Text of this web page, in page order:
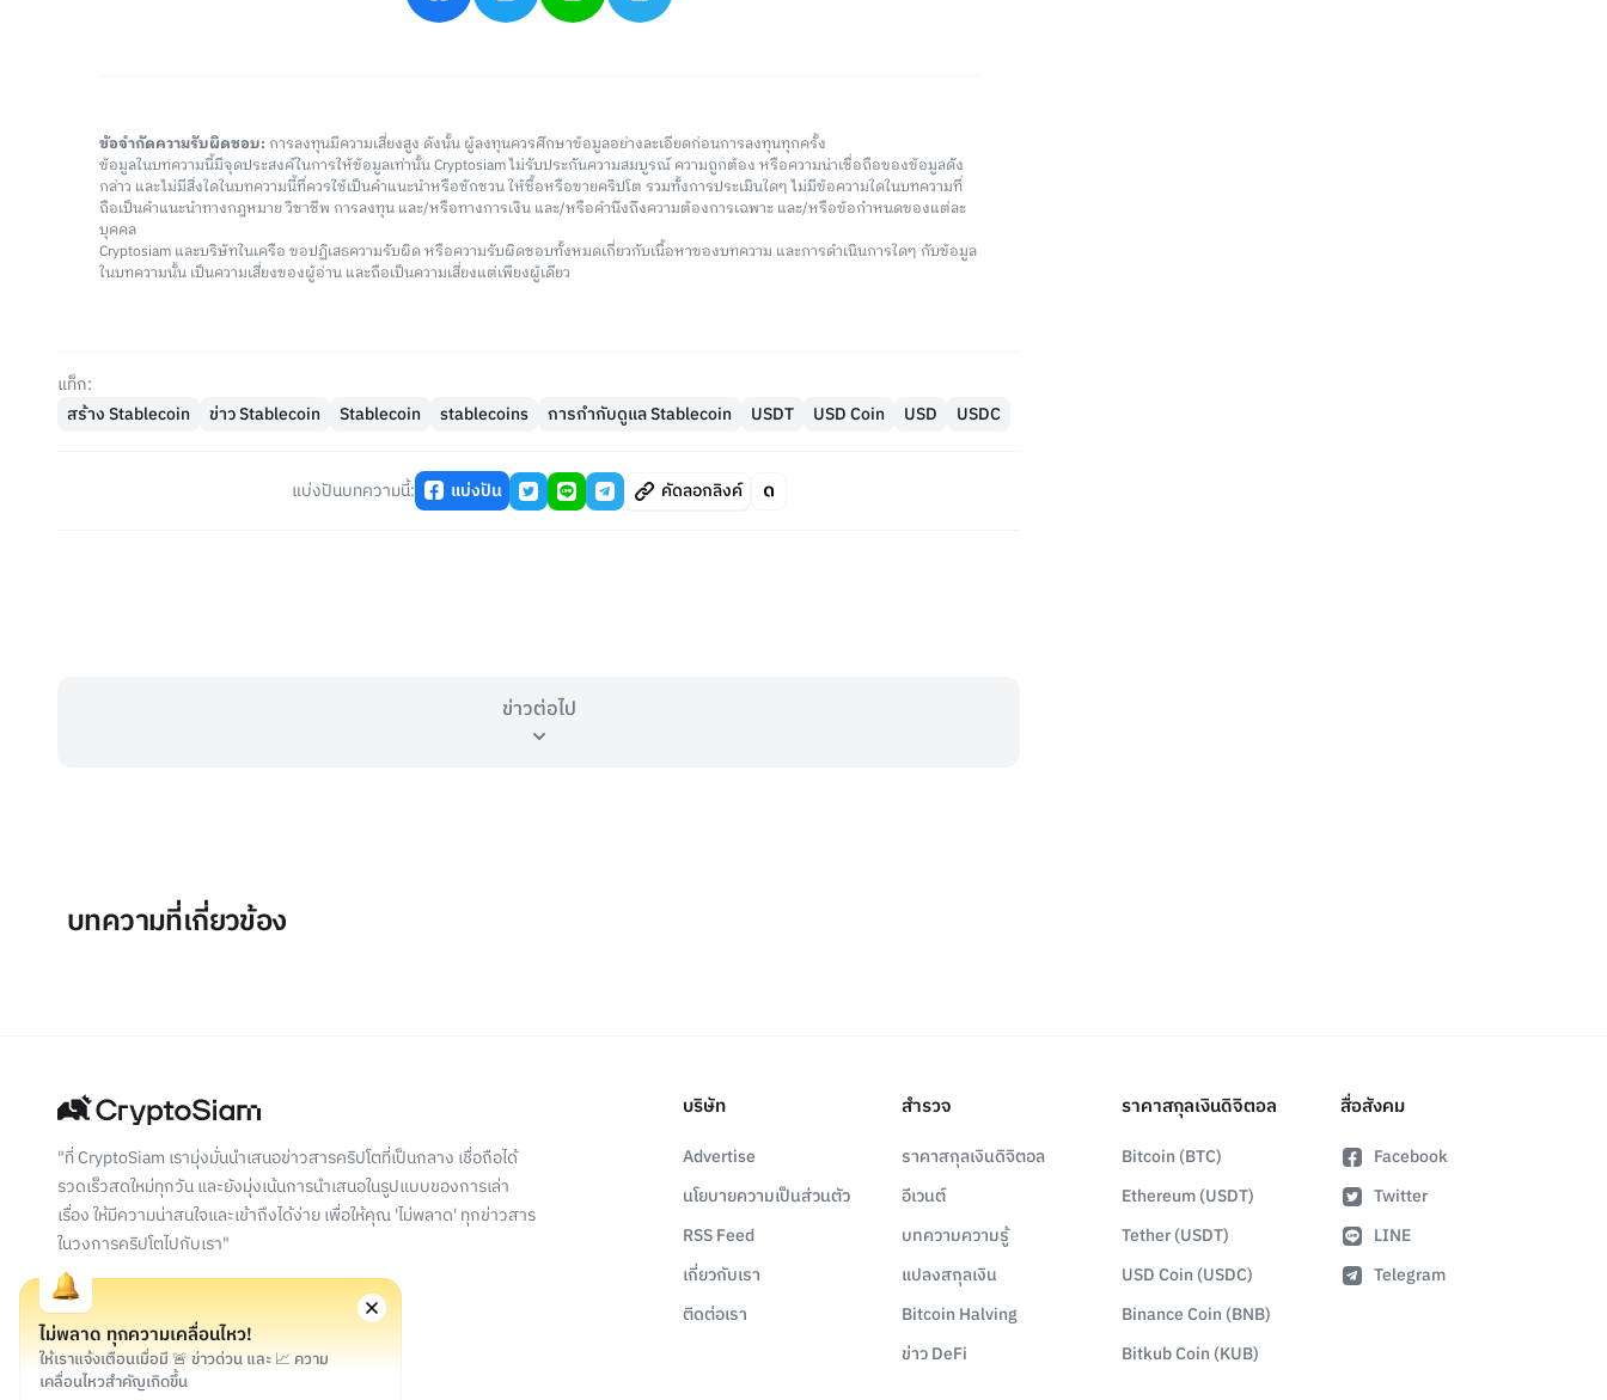
ข้อจำกัดความรับผิดชอบ: การลงทุนมีความเสี่ยงสูง ดังนั้น ผู้ลงทุนควรศึกษาข้อมูลอย่างละเอียดก่อนการลงทุนทุกครั้ง
ข้อมูลในบทความนี้มีจุดประสงค์ในการให้ข้อมูลเท่านั้น Cryptosiam ไม่รับประกันความสมบูรณ์ ความถูกต้อง หรือความน่าเชื่อถือของข้อมูลดัง
กล่าว และไม่มีสิ่งใดในบทความนี้ที่ควรใช้เป็นคำแนะนำหรือชักชวน ให้ซื้อหรือขายคริปโต รวมทั้งการประเมินใดๆ ไม่มีข้อความใดในบทความที่
ถือเป็นคำแนะนำทางกฎหมาย วิชาชีพ การลงทุน และ/หรือทางการเงิน และ/หรือคำนึงถึงความต้องการเฉพาะ และ/หรือข้อกำหนดของแต่ละ
บุคคล
Cryptosiam และบริษัทในเครือ ขอปฏิเสธความรับผิด หรือความรับผิดชอบทั้งหมดเกี่ยวกับเนื้อหาของบทความ และการดำเนินการใดๆ กับข้อมูล
ในบทความนั้น เป็นความเสี่ยงของผู้อ่าน และถือเป็นความเสี่ยงแต่เพียงผู้เดียว
แท็ก:
สร้าง Stablecoin
ข่าว Stablecoin Stablecoin stablecoins การกำกับดูแล Stablecoin USDT USD Coin USD USDC
แบ่งปันบทความนี้: แบ่งปัน คัดลอกลิงค์
ข่าวต่อไป
บทความที่เกี่ยวข้อง
"ที่ CryptoSiam เรามุ่งมั่นนำเสนอข่าวสารคริปโตที่เป็นกลาง เชื่อถือได้
รวดเร็วสดใหม่ทุกวัน และยังมุ่งเน้นการนำเสนอในรูปแบบของการเล่า
เรื่อง ให้มีความน่าสนใจและเข้าถึงได้ง่าย เพื่อให้คุณ 'ไม่พลาด' ทุกข่าวสาร
ในวงการคริปโตไปกับเรา"
บริษัท
Advertise
นโยบายความเป็นส่วนตัว
RSS Feed
เกี่ยวกับเรา
ติดต่อเรา
สำรวจ
ราคาสกุลเงินดิจิตอล
อีเวนต์
บทความความรู้
แปลงสกุลเงิน
Bitcoin Halving
ข่าว DeFi
ราคาสกุลเงินดิจิตอล
Bitcoin (BTC)
Ethereum (USDT)
Tether (USDT)
USD Coin (USDC)
Binance Coin (BNB)
Bitkub Coin (KUB)
สื่อสังคม
Facebook
Twitter
LINE
Telegram
ไม่พลาด ทุกความเคลื่อนไหว!
ให้เราแจ้งเตือนเมื่อมี 🚨 ข่าวด่วน และ 📈 ความ
เคลื่อนไหวสำคัญเกิดขึ้น